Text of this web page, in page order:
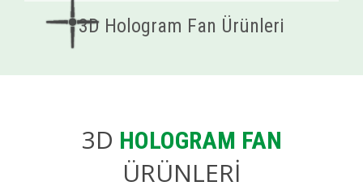
3D Hologram Fan Ürünleri
3D HOLOGRAM FAN
ÜRÜNLERİ